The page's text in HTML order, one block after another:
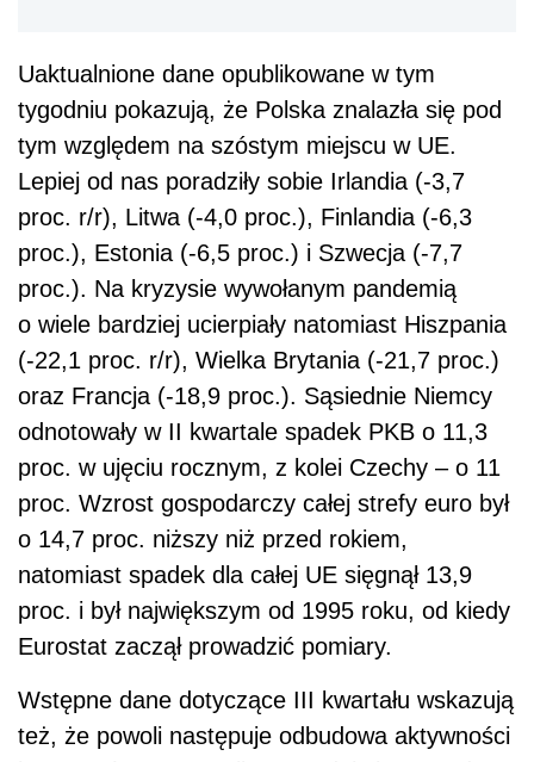
Uaktualnione dane opublikowane w tym
tygodniu pokazują, że Polska znalazła się pod
tym względem na szóstym miejscu w UE.
Lepiej od nas poradziły sobie Irlandia (-3,7
proc. r/r), Litwa (-4,0 proc.), Finlandia (-6,3
proc.), Estonia (-6,5 proc.) i Szwecja (-7,7
proc.). Na kryzysie wywołanym pandemią
o wiele bardziej ucierpiały natomiast Hiszpania
(-22,1 proc. r/r), Wielka Brytania (-21,7 proc.)
oraz Francja (-18,9 proc.). Sąsiednie Niemcy
odnotowały w II kwartale spadek PKB o 11,3
proc. w ujęciu rocznym, z kolei Czechy – o 11
proc. Wzrost gospodarczy całej strefy euro był
o 14,7 proc. niższy niż przed rokiem,
natomiast spadek dla całej UE sięgnął 13,9
proc. i był największym od 1995 roku, od kiedy
Eurostat zaczął prowadzić pomiary.
Wstępne dane dotyczące III kwartału wskazują
też, że powoli następuje odbudowa aktywności